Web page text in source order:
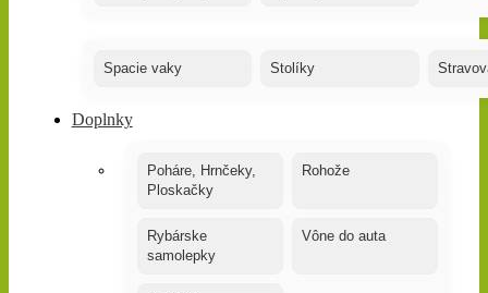
Spacie vaky Stolíky
Doplnky
Poháre, Hrnčeky,
Ploskačky
Rohože
Rybárske
samolepky
Vône do auta